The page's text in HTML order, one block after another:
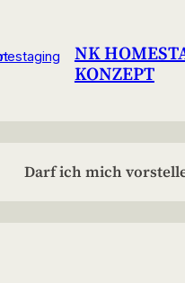
NK
KONZEPT
Darf ich mich